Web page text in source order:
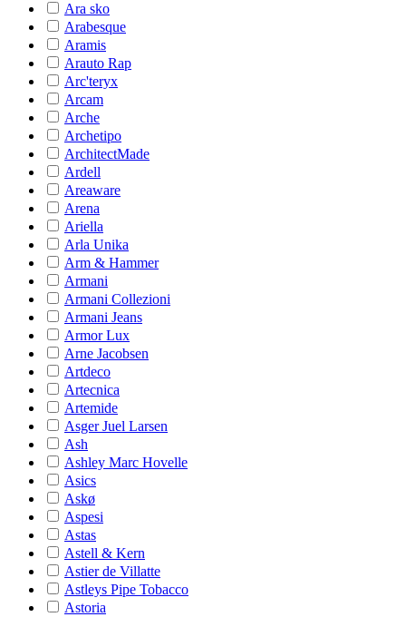
Ara sko
Arabesque
Aramis
Arauto Rap
Arc'teryx
Arcam
Arche
Archetipo
ArchitectMade
Ardell
Areaware
Arena
Ariella
Arla Unika
Arm & Hammer
Armani
Armani Collezioni
Armani Jeans
Armor Lux
Arne Jacobsen
Artdeco
Artecnica
Artemide
Asger Juel Larsen
Ash
Ashley Marc Hovelle
Asics
Askø
Aspesi
Astas
Astell & Kern
Astier de Villatte
Astleys Pipe Tobacco
Astoria